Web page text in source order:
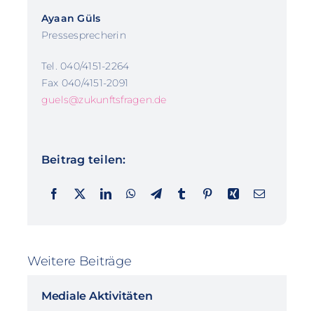
Ayaan Güls
Pressesprecherin
Tel. 040/4151-2264
Fax 040/4151-2091
guels@zukunftsfragen.de
Beitrag teilen:
Weitere Beiträge
Mediale Aktivitäten